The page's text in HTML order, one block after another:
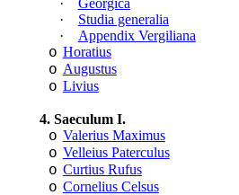
·
Georgica
·
Studia generalia
·
Appendix Vergiliana
o Horatius
o Augustus
o Livius
4. Saeculum I.
o Valerius Maximus
o Velleius Paterculus
o Curtius Rufus
o Cornelius Celsus